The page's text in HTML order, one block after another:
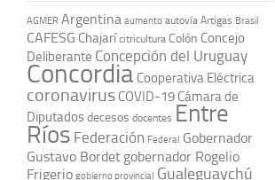
AGMER Argentina aumento autovía Artigas Brasil
CAFESG Chajarí citricultura Colón Concejo
Deliberante Concepción del Uruguay
Concordia Cooperativa Eléctrica
coronavirus COVID-19 Cámara de
Diputadosdecesos docentes Entre
Ríos Federación Federal Gobernador
Gustavo Bordet gobernador Rogelio
Frigerio gobierno provincial Gualeguaychú